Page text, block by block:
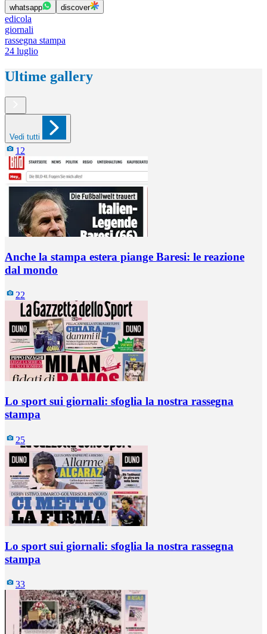
whatsapp discover
edicola
giornali
rassegna stampa
24 luglio
Ultime gallery
Vedi tutti
12
Anche la stampa estera piange Baresi: le reazione
dal mondo
22
Lo sport sui giornali: sfoglia la nostra rassegna
stampa
25
Lo sport sui giornali: sfoglia la nostra rassegna
stampa
33